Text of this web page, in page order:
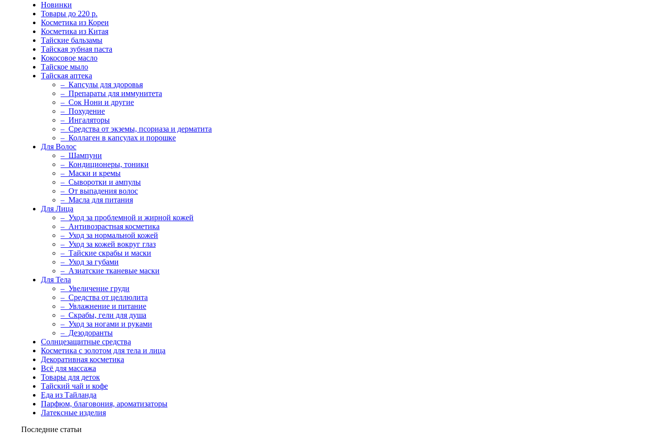
Новинки
Товары до 220 р.
Косметика из Кореи
Косметика из Китая
Тайские бальзамы
Тайская зубная паста
Кокосовое масло
Тайское мыло
Тайская аптека
– Капсулы для здоровья
– Препараты для иммунитета
– Сок Нони и другие
– Похудение
– Ингаляторы
– Средства от экземы, псориаза и дерматита
– Коллаген в капсулах и порошке
Для Волос
– Шампуни
– Кондиционеры, тоники
– Маски и кремы
– Сыворотки и ампулы
– От выпадения волос
– Масла для питания
Для Лица
– Уход за проблемной и жирной кожей
– Антивозрастная косметика
– Уход за нормальной кожей
– Уход за кожей вокруг глаз
– Тайские скрабы и маски
– Уход за губами
– Азиатские тканевые маски
Для Тела
– Увеличение груди
– Средства от целлюлита
– Увлажнение и питание
– Скрабы, гели для душа
– Уход за ногами и руками
– Дезодоранты
Солнцезащитные средства
Косметика с золотом для тела и лица
Декоративная косметика
Всё для массажа
Товары для деток
Тайский чай и кофе
Еда из Тайланда
Парфюм, благовония, ароматизаторы
Латексные изделия
Последние статьи